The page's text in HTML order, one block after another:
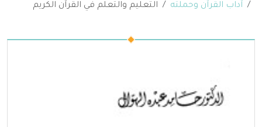
آداب القرآن وحملته
التعليم والتعلم في القرآن الكريم